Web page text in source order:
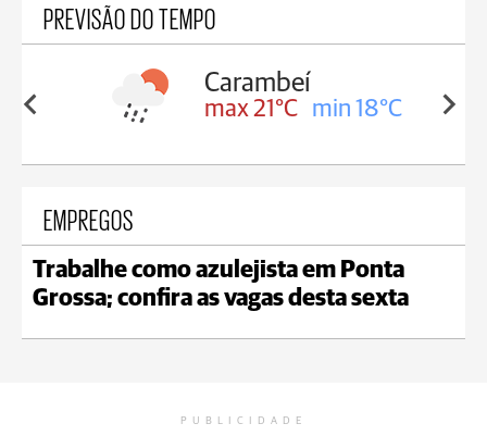
PREVISÃO DO TEMPO
18°C
Carambeí
max 21°C min 18°C
EMPREGOS
Trabalhe como azulejista em Ponta
Grossa; confira as vagas desta sexta
PUBLICIDADE